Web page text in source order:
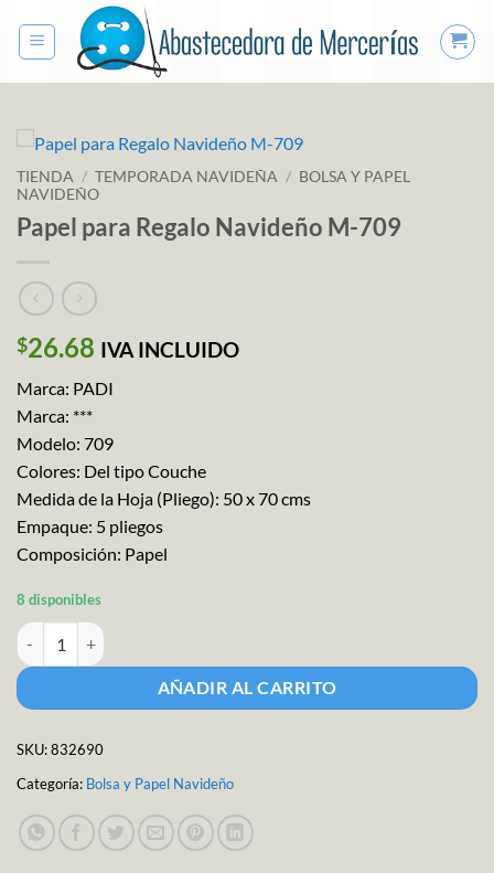
TIENDA / TEMPORADA NAVIDEÑA / BOLSA Y PAPEL
NAVIDEÑO
Papel para Regalo Navideño M-709
$26.68 IVA INCLUIDO
Marca: PADI
Marca: ***
Modelo: 709
Colores: Del tipo Couche
Medida de la Hoja (Pliego): 50 x 70 cms
Empaque: 5 pliegos
Composición: Papel
8 disponibles
Papel para Regalo Navideño M-709 cantidad
AÑADIR AL CARRITO
SKU:832690
Categoría: Bolsa y Papel Navideño